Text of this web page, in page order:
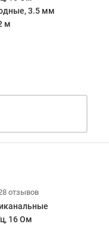
3.5 мм
м
отзывов
16 Ом